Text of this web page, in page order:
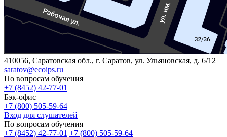
410056, Саратовская обл., г. Саратов, ул. Ульяновская, д. 6/12
saratov@ecoips.ru
По вопросам обучения
+7 (8452) 42-77-01
Бэк-офис
+7 (800) 505-59-64
Вход для слушателей
По вопросам обучения
+7 (8452) 42-77-01 +7 (800) 505-59-64